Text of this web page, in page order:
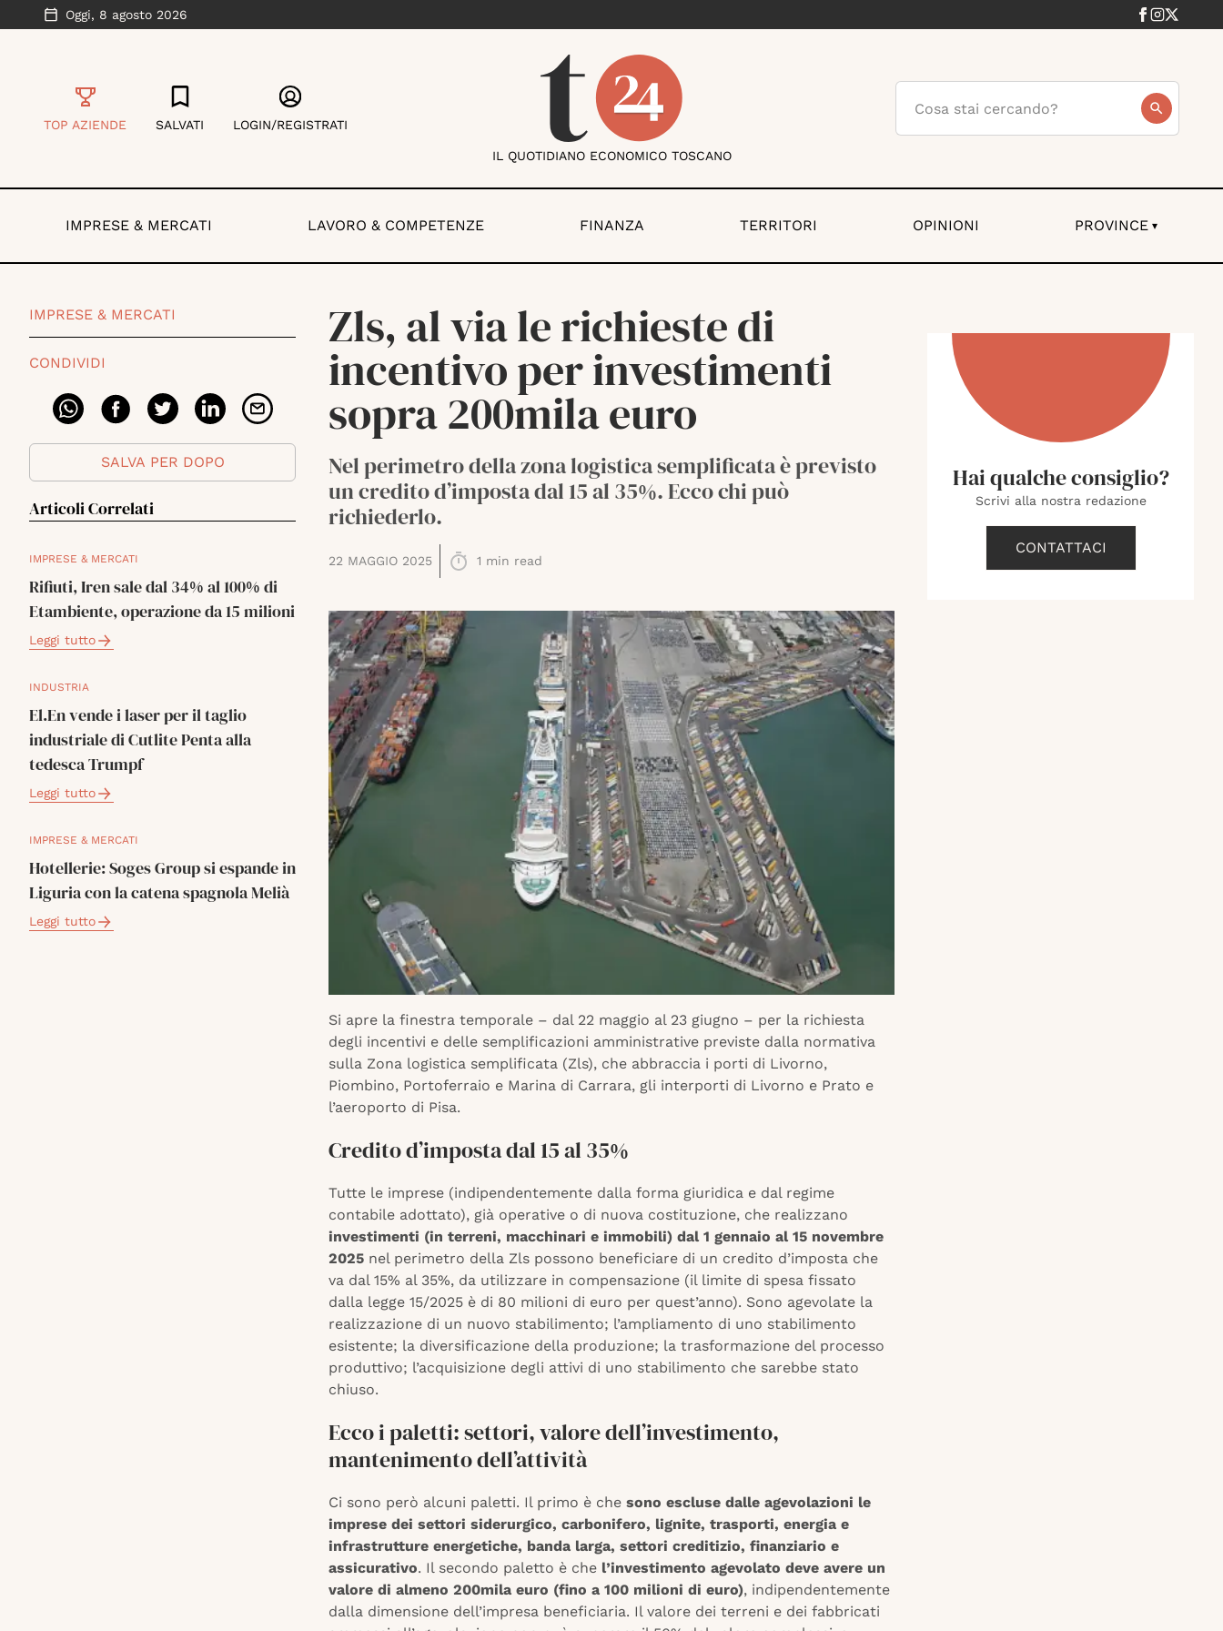
Oggi, 8 agosto 2026
TOP AZIENDE SALVATI LOGIN/REGISTRATI
IL QUOTIDIANO ECONOMICO TOSCANO
IMPRESE & MERCATI LAVORO & COMPETENZE FINANZA TERRITORI OPINIONI PROVINCE ▾
IMPRESE & MERCATI
CONDIVIDI
SALVA PER DOPO
Articoli Correlati
IMPRESE & MERCATI
Rifiuti, Iren sale dal 34% al 100% di
Etambiente, operazione da 15 milioni
Leggi tutto
INDUSTRIA
El.En vende i laser per il taglio
industriale di Cutlite Penta alla
tedesca Trumpf
Leggi tutto
IMPRESE & MERCATI
Hotellerie: Soges Group si espande in
Liguria con la catena spagnola Melià
Leggi tutto
Zls, al via le richieste di
incentivo per investimenti
sopra 200mila euro
Nel perimetro della zona logistica semplificata è previsto
un credito d’imposta dal 15 al 35%. Ecco chi può
richiederlo.
22 MAGGIO 2025 1 min read
Si apre la finestra temporale – dal 22 maggio al 23 giugno – per la richiesta
degli incentivi e delle semplificazioni amministrative previste dalla normativa
sulla Zona logistica semplificata (Zls), che abbraccia i porti di Livorno,
Piombino, Portoferraio e Marina di Carrara, gli interporti di Livorno e Prato e
l’aeroporto di Pisa.
Credito d’imposta dal 15 al 35%
Tutte le imprese (indipendentemente dalla forma giuridica e dal regime
contabile adottato), già operative o di nuova costituzione, che realizzano
investimenti (in terreni, macchinari e immobili) dal 1 gennaio al 15 novembre
2025 nel perimetro della Zls possono beneficiare di un credito d’imposta che
va dal 15% al 35%, da utilizzare in compensazione (il limite di spesa fissato
dalla legge 15/2025 è di 80 milioni di euro per quest’anno). Sono agevolate la
realizzazione di un nuovo stabilimento; l’ampliamento di uno stabilimento
esistente; la diversificazione della produzione; la trasformazione del processo
produttivo; l’acquisizione degli attivi di uno stabilimento che sarebbe stato
chiuso.
Ecco i paletti: settori, valore dell’investimento,
mantenimento dell’attività
Ci sono però alcuni paletti. Il primo è che sono escluse dalle agevolazioni le
imprese dei settori siderurgico, carbonifero, lignite, trasporti, energia e
infrastrutture energetiche, banda larga, settori creditizio, finanziario e
assicurativo. Il secondo paletto è che l’investimento agevolato deve avere un
valore di almeno 200mila euro (fino a 100 milioni di euro), indipendentemente
dalla dimensione dell’impresa beneficiaria. Il valore dei terreni e dei fabbricati
Hai qualche consiglio?
Scrivi alla nostra redazione
CONTATTACI